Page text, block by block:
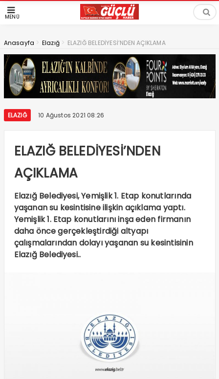
MENÜ
Anasayfa > Elazığ > ELAZIĞ BELEDİYESİ’NDEN AÇIKLAMA
ELAZIĞ 10 Ağustos 2021 08:26
ELAZIĞ BELEDİYESİ’NDEN
AÇIKLAMA
Elazığ Belediyesi, Yemişlik 1. Etap konutlarında
yaşanan su kesintisine ilişkin açıklama yaptı.
Yemişlik 1. Etap konutlarını inşa eden firmanın
daha önce gerçekleştirdiği altyapı
çalışmalarından dolayı yaşanan su kesintisinin
Elazığ Belediyesi..